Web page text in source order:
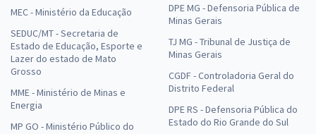
MEC - Ministério da Educação
SEDUC/MT - Secretaria de
Estado de Educação, Esporte e
Lazer do estado de Mato
Grosso
MME - Ministério de Minas e
Energia
MP GO - Ministério Público do
DPE MG - Defensoria Pública de
Minas Gerais
TJ MG - Tribunal de Justiça de
Minas Gerais
CGDF - Controladoria Geral do
Distrito Federal
DPE RS - Defensoria Pública do
Estado do Rio Grande do Sul